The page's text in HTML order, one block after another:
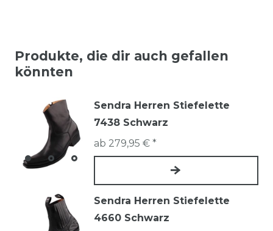
Produkte, die dir auch gefallen
könnten
Sendra Herren Stiefelette
7438 Schwarz
ab 279,95 € *
Sendra Herren Stiefelette
4660 Schwarz